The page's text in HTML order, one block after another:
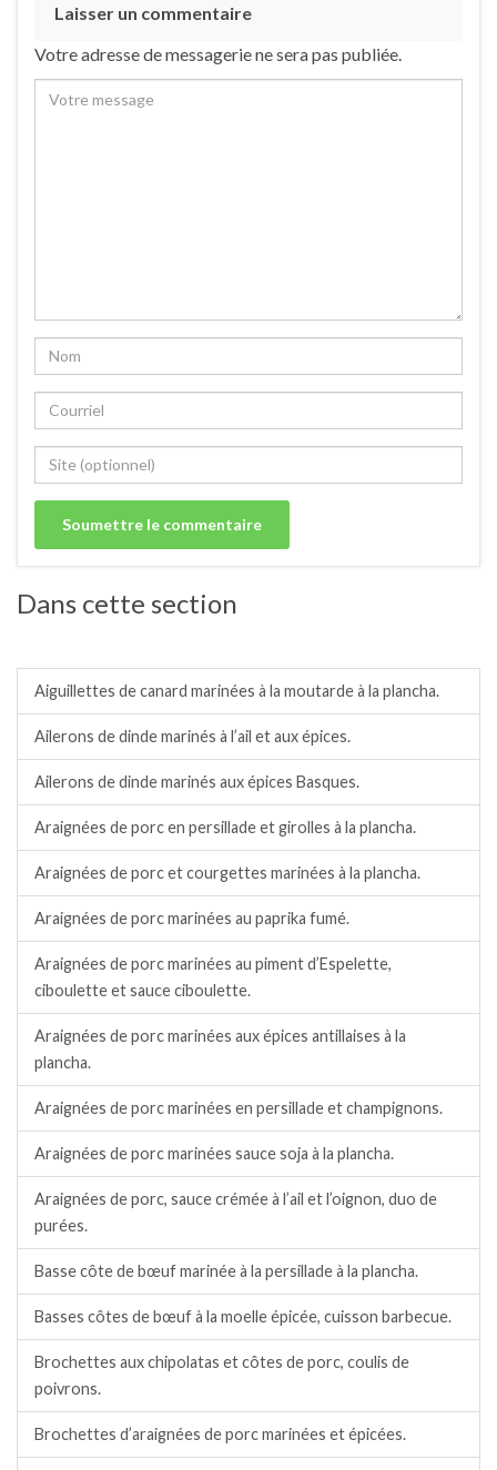
Laisser un commentaire
Votre adresse de messagerie ne sera pas publiée.
Dans cette section
Aiguillettes de canard marinées à la moutarde à la plancha.
Ailerons de dinde marinés à l’ail et aux épices.
Ailerons de dinde marinés aux épices Basques.
Araignées de porc en persillade et girolles à la plancha.
Araignées de porc et courgettes marinées à la plancha.
Araignées de porc marinées au paprika fumé.
Araignées de porc marinées au piment d’Espelette,
ciboulette et sauce ciboulette.
Araignées de porc marinées aux épices antillaises à la
plancha.
Araignées de porc marinées en persillade et champignons.
Araignées de porc marinées sauce soja à la plancha.
Araignées de porc, sauce crémée à l’ail et l’oignon, duo de
purées.
Basse côte de bœuf marinée à la persillade à la plancha.
Basses côtes de bœuf à la moelle épicée, cuisson barbecue.
Brochettes aux chipolatas et côtes de porc, coulis de
poivrons.
Brochettes d’araignées de porc marinées et épicées.